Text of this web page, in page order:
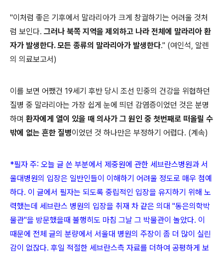
"이처럼 좋은 기후에서 말라리아가 크게 창궐하기는 어려울 것처
럼 보인다. 그러나 북쪽 지역을 제외하고 나라 전체에 말라리아 환
자가 발생한다. 모든 종류의 말라리아가 발생한다." (여인석, 알렌
의 의료보고서)
이를 보면 어쨌건 19세기 후반 당시 조선 민중의 건강을 위협하던
질병 중 말라리아는 가장 쉽게 눈에 띄던 감염증이었던 것은 분명
하며 환자에게 열이 있을 때 의사가 그 원인 중 첫번째로 떠올릴 수
밖에 없는 흔한 질병이었던 것 하나만은 부정하기 어렵다. (계속)
*필자 주: 오늘 글 쓴 부분에서 제중원에 관한 세브란스병원과 서
울대병원의 입장은 일반인들이 이해하기 어려울 정도로 매우 첨예
하다. 이 글에서 필자는 되도록 중립적인 입장을 유지하기 위해 노
력했는데 세브란스 병원의 입장을 취재 차 같은 의대 "동은의학박
물관"을 방문했을때 불행히도 마침 그날 그 박물관이 놀았다. 이
때문에 전체 글의 분량에서 서울대 병원의 주장이 좀 더 많이 실린
감이 없잖다. 후일 적절한 세브란스측 자료를 더하여 공평하게 보